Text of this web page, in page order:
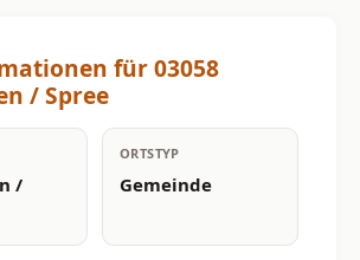
für 03058
/ Spree
/
ORTSTYP
Gemeinde